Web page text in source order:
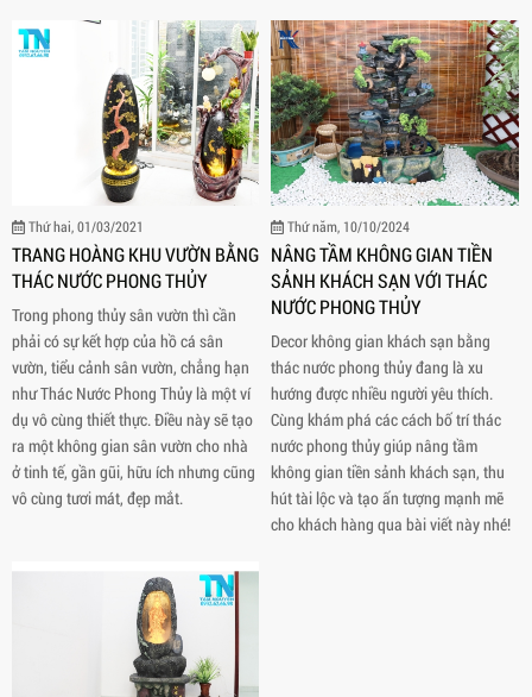
Thứ hai, 01/03/2021
TRANG HOÀNG KHU VƯỜN BẰNG
THÁC NƯỚC PHONG THỦY
Trong phong thủy sân vườn thì cần
phải có sự kết hợp của hồ cá sân
vườn, tiểu cảnh sân vườn, chẳng hạn
như Thác Nước Phong Thủy là một ví
dụ vô cùng thiết thực. Điều này sẽ tạo
ra một không gian sân vườn cho nhà
ở tinh tế, gần gũi, hữu ích nhưng cũng
vô cùng tươi mát, đẹp mắt.
Thứ năm, 10/10/2024
NÂNG TẦM KHÔNG GIAN TIỀN
SẢNH KHÁCH SẠN VỚI THÁC
NƯỚC PHONG THỦY
Decor không gian khách sạn bằng
thác nước phong thủy đang là xu
hướng được nhiều người yêu thích.
Cùng khám phá các cách bố trí thác
nước phong thủy giúp nâng tầm
không gian tiền sảnh khách sạn, thu
hút tài lộc và tạo ấn tượng mạnh mẽ
cho khách hàng qua bài viết này nhé!